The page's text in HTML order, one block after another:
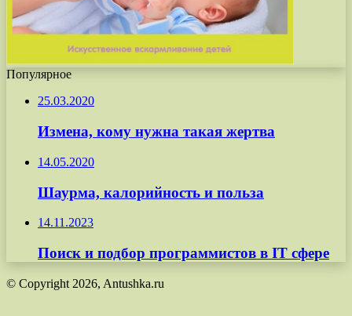
Популярное
25.03.2020
Измена, кому нужна такая жертва
14.05.2020
Шаурма, калорийность и польза
14.11.2023
Поиск и подбор программистов в IT сфере
© Copyright 2026, Antushka.ru